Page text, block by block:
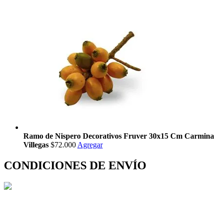
Ramo de Nispero Decorativos Fruver 30x15 Cm Carmina
Villegas $72.000 Agregar
CONDICIONES DE ENVÍO